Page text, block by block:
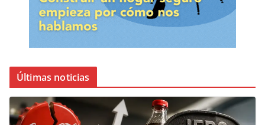
Últimas noticias